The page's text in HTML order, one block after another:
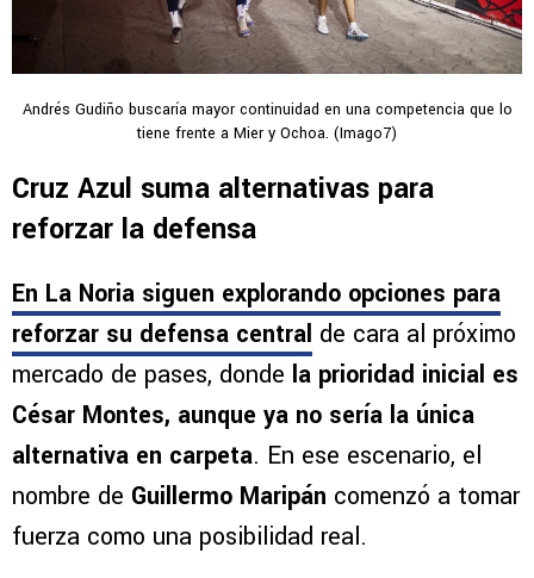
Andrés Gudiño buscaría mayor continuidad en una competencia que lo
tiene frente a Mier y Ochoa. (Imago7)
Cruz Azul suma alternativas para
reforzar la defensa
En La Noria siguen explorando opciones para
reforzar su defensa central de cara al próximo
mercado de pases, donde la prioridad inicial es
César Montes, aunque ya no sería la única
alternativa en carpeta. En ese escenario, el
nombre de Guillermo Maripán comenzó a tomar
fuerza como una posibilidad real.